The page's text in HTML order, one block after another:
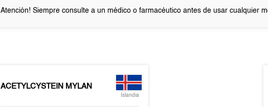
Atención! Siempre consulte a un médico o farmacéutico antes de usar cualquier
ACETYLCYSTEIN MYLAN
Islandia